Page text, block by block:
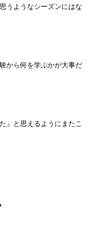
うようなシーズンにはな
から何を学ぶかが大事だ
』と思えるようにまたこ